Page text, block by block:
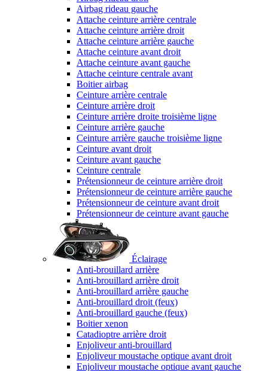
Airbag rideau gauche
Attache ceinture arrière centrale
Attache ceinture arrière droit
Attache ceinture arrière gauche
Attache ceinture avant droit
Attache ceinture avant gauche
Attache ceinture centrale avant
Boitier airbag
Ceinture arrière centrale
Ceinture arrière droit
Ceinture arrière droite troisième ligne
Ceinture arrière gauche
Ceinture arrière gauche troisième ligne
Ceinture avant droit
Ceinture avant gauche
Ceinture centrale
Prétensionneur de ceinture arrière droit
Prétensionneur de ceinture arrière gauche
Prétensionneur de ceinture avant droit
Prétensionneur de ceinture avant gauche
Éclairage
Anti-brouillard arrière
Anti-brouillard arrière droit
Anti-brouillard arrière gauche
Anti-brouillard droit (feux)
Anti-brouillard gauche (feux)
Boitier xenon
Catadioptre arrière droit
Enjoliveur anti-brouillard
Enjoliveur moustache optique avant droit
Enjoliveur moustache optique avant gauche